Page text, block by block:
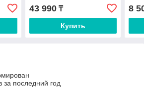
43 990₸
Купить
8
за последний год